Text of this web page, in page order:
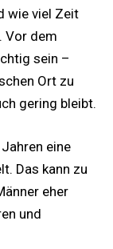
wie viel Zeit
Vor dem
sein –
Ort zu
gering bleibt.
eine
Das kann zu
eher
und